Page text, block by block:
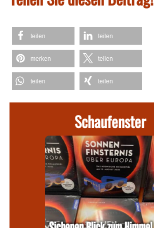
teilen teilen
merken teilen
teilen teilen
Schaufenster